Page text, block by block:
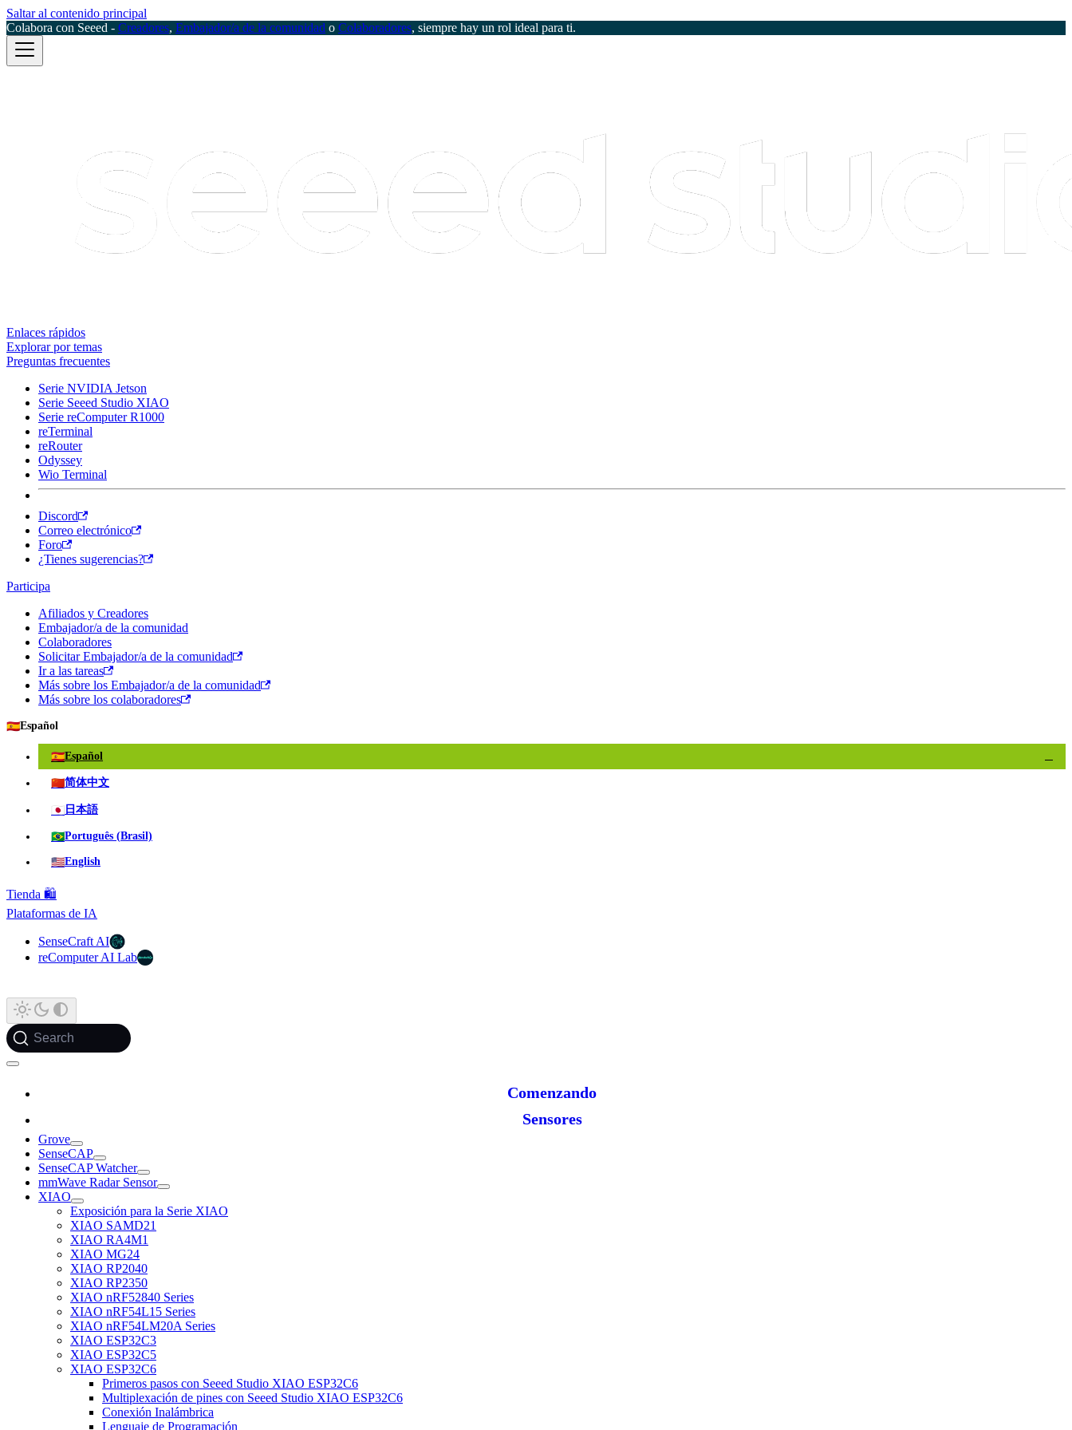
Saltar al contenido principal
Colabora con Seeed - Creadores, Embajador/a de la comunidad o Colaboradores, siempre hay un rol ideal para ti.
Enlaces rápidos
Explorar por temas
Preguntas frecuentes
Serie NVIDIA Jetson
Serie Seeed Studio XIAO
Serie reComputer R1000
reTerminal
reRouter
Odyssey
Wio Terminal
Discord
Correo electrónico
Foro
¿Tienes sugerencias?
Participa
Afiliados y Creadores
Embajador/a de la comunidad
Colaboradores
Solicitar Embajador/a de la comunidad
Ir a las tareas
Más sobre los Embajador/a de la comunidad
Más sobre los colaboradores
🇪🇸Español
🇪🇸Español
🇨🇳简体中文
🇯🇵 日本語
🇧🇷Português (Brasil)
🇺🇸English
Tienda 🛍️
Plataformas de IA
SenseCraft AI
reComputer AI Lab
Search
Comenzando
Sensores
Grove
SenseCAP
SenseCAP Watcher
mmWave Radar Sensor
XIAO
Exposición para la Serie XIAO
XIAO SAMD21
XIAO RA4M1
XIAO MG24
XIAO RP2040
XIAO RP2350
XIAO nRF52840 Series
XIAO nRF54L15 Series
XIAO nRF54LM20A Series
XIAO ESP32C3
XIAO ESP32C5
XIAO ESP32C6
Primeros pasos con Seeed Studio XIAO ESP32C6
Multiplexación de pines con Seeed Studio XIAO ESP32C6
Conexión Inalámbrica
Lenguaje de Programación